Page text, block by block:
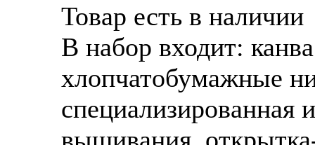
Товар есть в наличии
В набор входит:
хлопчатобумажные
специализированная